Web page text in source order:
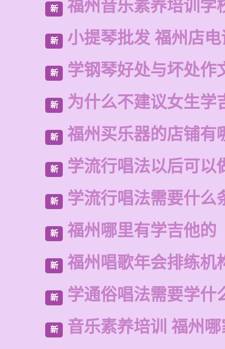
新 福州音乐素养培训学
新 小提琴批发 福州店
新 学钢琴好处与坏处作
新 为什么不建议女生学
新 福州买乐器的店铺有
新 学流行唱法以后可以
新 学流行唱法需要什么
新 福州哪里有学吉他的
新 福州唱歌年会排练机
新 学通俗唱法需要学什
新 音乐素养培训 福州